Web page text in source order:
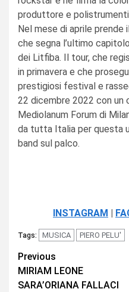
produttore e
Nel mese di aprile prende
che segna l’ultimo
dei Litfiba. Il tour, che
in primavera e che
prestigiosi festival e
22 dicembre 2022 con un
Mediolanum Forum di
da tutta Italia per questa
band sul palco.
INSTAGRAM
Tags: MUSICA PIERO PELU'
Continue
Reading
Previous
MIRIAM LEONE
SARA’ORIANA FALLACI